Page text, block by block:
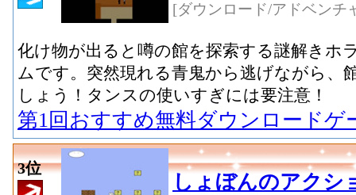
[ダウンロード/アドベンチ
化け物が出ると噂の館を探索する謎解きホ
ムです。突然現れる青鬼から逃げながら、
しょう！タンスの使いすぎには要注意！
第1回おすすめ無料ダウンロードゲ
3位
しょぼんのアクシ